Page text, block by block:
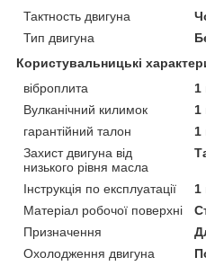
Тактность двигуна
Тип двигуна
Користувальницькі
віброплита
1
Вулканічний килимок
1
гарантійний талон
1
Захист двигуна від
низького рівня масла
Інструкція по експлуатації
1
Матеріал робочої поверхні
Призначення
Охолодження двигуна